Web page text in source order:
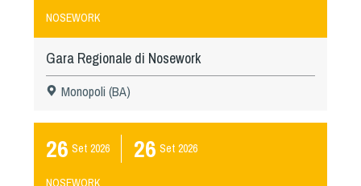
NOSEWORK
Gara Regionale di Nosework
Monopoli (BA)
26 Set 2026 26 Set 2026
NOSEWORK